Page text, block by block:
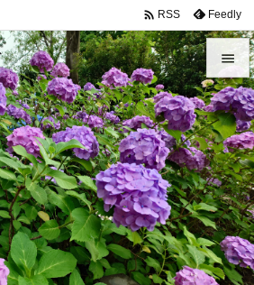


メニュ

前へ

次へ

検索
 RSS Feedly